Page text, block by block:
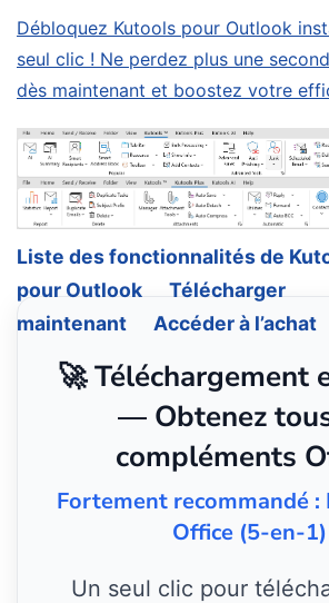
Débloquez Kutools pour Outlook
seul clic ! Ne perdez plus une
dès maintenant et boostez votre
Liste des fonctionnalités de
pour Outlook
Télécharger
maintenant
Accéder à l’achat
🚀 Téléchargement
— Obtenez
compléments
Fortement recommandé
Office (5-en-1)
Un seul clic pour